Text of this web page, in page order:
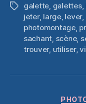
Étiquettes
galette galettes,
jeter, large, lever,
photomontage,
sachant scène,
trouver, utiliser,